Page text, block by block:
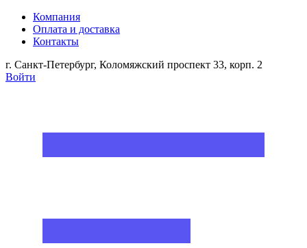
Компания
Оплата и доставка
Контакты
г. Санкт-Петербург, Коломяжский проспект 33, корп. 2
Войти